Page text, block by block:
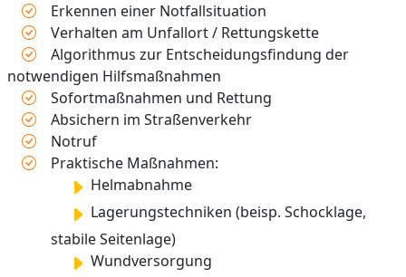
Erkennen einer Notfallsituation
Verhalten am Unfallort / Rettungskette
Algorithmus zur Entscheidungsfindung der
notwendigen Hilfsmaßnahmen
Sofortmaßnahmen und Rettung
Absichern im Straßenverkehr
Notruf
Praktische Maßnahmen:
Helmabnahme
Lagerungstechniken (beisp. Schocklage,
stabile Seitenlage)
Wundversorgung